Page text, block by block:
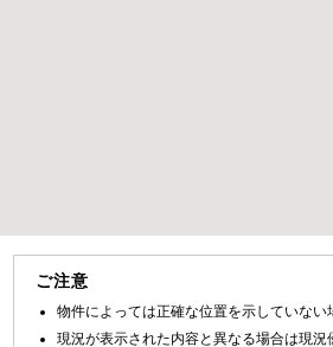
ご注意
物件によっては正確な位置を示していない
現況が表示された内容と異なる場合は現況